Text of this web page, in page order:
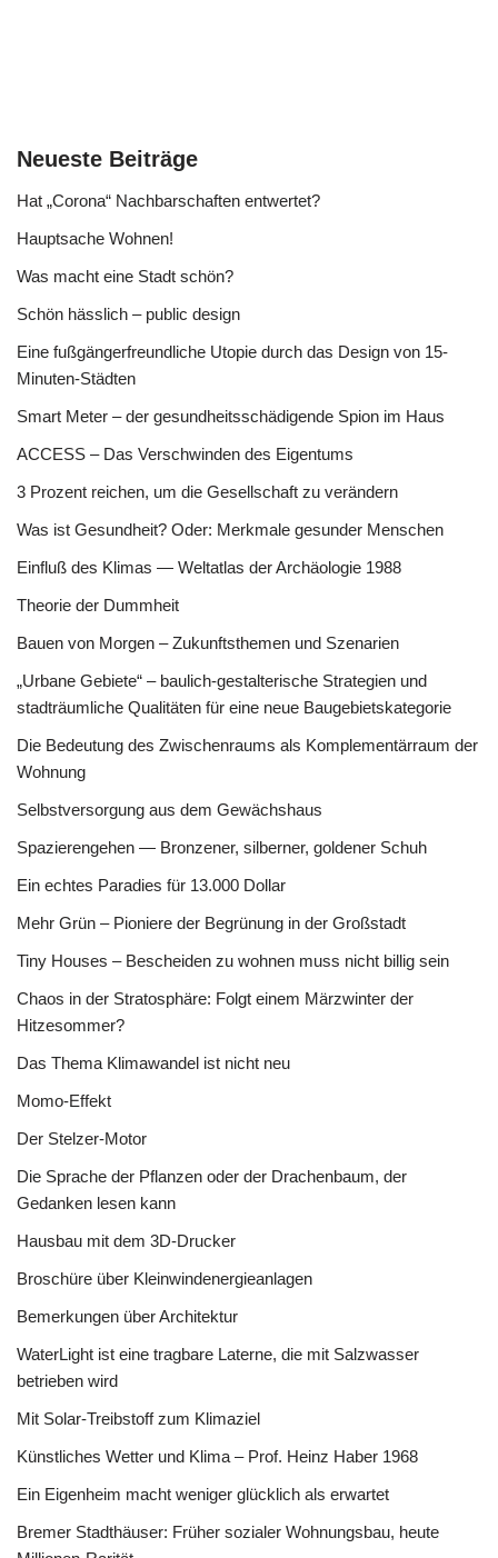
Neueste Beiträge
Hat „Corona“ Nachbarschaften entwertet?
Hauptsache Wohnen!
Was macht eine Stadt schön?
Schön hässlich – public design
Eine fußgängerfreundliche Utopie durch das Design von 15-
Minuten-Städten
Smart Meter – der gesundheitsschädigende Spion im Haus
ACCESS – Das Verschwinden des Eigentums
3 Prozent reichen, um die Gesellschaft zu verändern
Was ist Gesundheit? Oder: Merkmale gesunder Menschen
Einfluß des Klimas — Weltatlas der Archäologie 1988
Theorie der Dummheit
Bauen von Morgen – Zukunftsthemen und Szenarien
„Urbane Gebiete“ – baulich-gestalterische Strategien und
stadträumliche Qualitäten für eine neue Baugebietskategorie
Die Bedeutung des Zwischenraums als Komplementärraum der
Wohnung
Selbstversorgung aus dem Gewächshaus
Spazierengehen — Bronzener, silberner, goldener Schuh
Ein echtes Paradies für 13.000 Dollar
Mehr Grün – Pioniere der Begrünung in der Großstadt
Tiny Houses – Bescheiden zu wohnen muss nicht billig sein
Chaos in der Stratosphäre: Folgt einem Märzwinter der
Hitzesommer?
Das Thema Klimawandel ist nicht neu
Momo-Effekt
Der Stelzer-Motor
Die Sprache der Pflanzen oder der Drachenbaum, der
Gedanken lesen kann
Hausbau mit dem 3D-Drucker
Broschüre über Kleinwindenergieanlagen
Bemerkungen über Architektur
WaterLight ist eine tragbare Laterne, die mit Salzwasser
betrieben wird
Mit Solar-Treibstoff zum Klimaziel
Künstliches Wetter und Klima – Prof. Heinz Haber 1968
Ein Eigenheim macht weniger glücklich als erwartet
Bremer Stadthäuser: Früher sozialer Wohnungsbau, heute